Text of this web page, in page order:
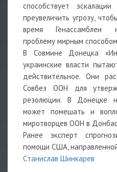
способствует
преувеличить угрозу,
время Генассамблеи
проблему мирным
В Совмине Донецка
украинские власти
действительное. Они
Совбез ООН для
резолюции. В Донецке
может помешать и
миротворцев ООН в
Ранее эксперт
помощи США,
Станислав Шинкарев